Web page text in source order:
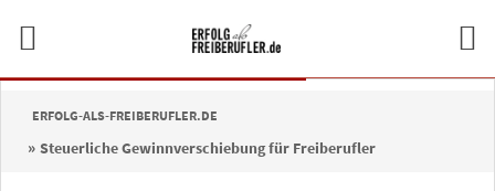
ERFOLG-ALS-FREIBERUFLER.DE
Steuerliche Gewinnverschiebung für Freiberufler